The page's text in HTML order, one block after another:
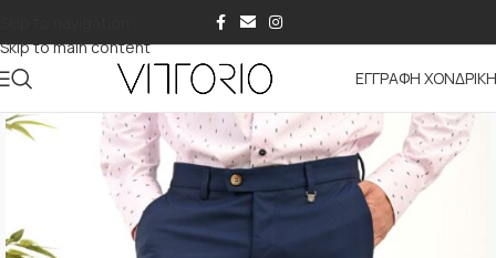
Skip to main content
ΕΓΓΡΑΦΗ